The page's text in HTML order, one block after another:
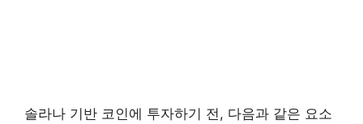
솔라나 기반 코인에 투자하기 전, 다음과 같은 요소